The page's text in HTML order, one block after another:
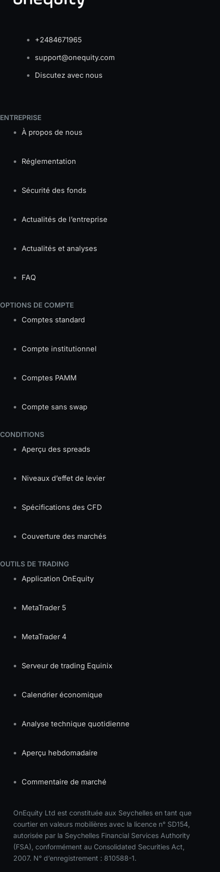
+2484671965
support@onequity.com
Discutez avec nous
ENTREPRISE
À propos de nous
Réglementation
Sécurité des fonds
Actualités de l’entreprise
Actualités et analyses
FAQ
OPTIONS DE COMPTE
Comptes standard
Compte institutionnel
Comptes PAMM
Compte sans swap
CONDITIONS
Aperçu des spreads
Niveaux d’effet de levier
Spécifications des CFD
Couverture des marchés
OUTILS DE TRADING
Application OnEquity
MetaTrader 5
MetaTrader 4
Serveur de trading Equinix
Calendrier économique
Analyse technique quotidienne
Aperçu hebdomadaire
Commentaire de marché
OnEquity Ltd est constituée aux Seychelles en tant que
courtier en valeurs mobilières avec la licence n° SD154,
autorisée par la Seychelles Financial Services Authority
(FSA), conformément au Consolidated Securities Act,
2007. N° d’enregistrement : 810588-1.